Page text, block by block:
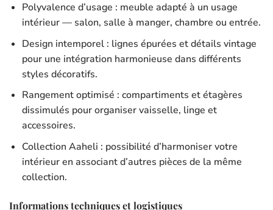
Polyvalence d’usage : meuble adapté à un usage
intérieur — salon, salle à manger, chambre ou entrée.
Design intemporel : lignes épurées et détails vintage
pour une intégration harmonieuse dans différents
styles décoratifs.
Rangement optimisé : compartiments et étagères
dissimulés pour organiser vaisselle, linge et
accessoires.
Collection Aaheli : possibilité d’harmoniser votre
intérieur en associant d’autres pièces de la même
collection.
Informations techniques et logistiques